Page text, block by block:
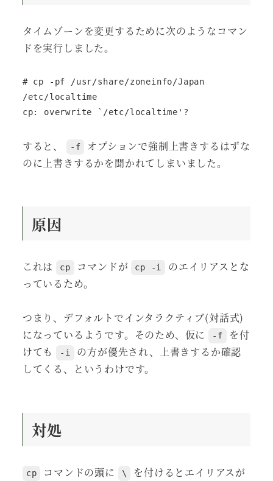
タイムゾーンを変更するために次のようなコマン
ドを実行しました。
# cp -pf /usr/share/zoneinfo/Japan
/etc/localtime
cp: overwrite `/etc/localtime'?
すると、 -f
オプションで強制上書きするはずな
のに上書きするかを聞かれてしまいました。
原因
これは cp コマンドが cp -i
のエイリアスとな
っているため。
つまり、デフォルトでインタラクティブ(対話式)
になっているようです。そのため、仮に
-f
を付
けても
-i
の方が優先され、上書きするか確認
してくる、というわけです。
対処
cp コマンドの頭に \
を付けるとエイリアスが